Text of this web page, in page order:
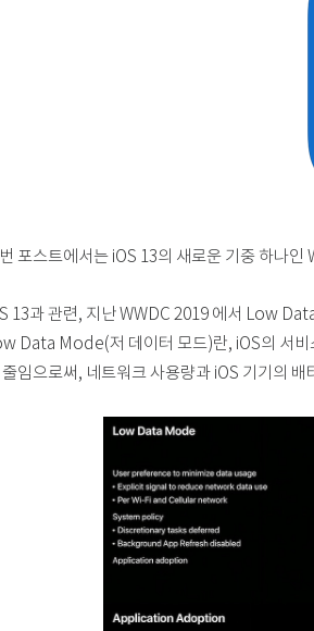
포스트에서는 iOS 13의 새로운 기중 하나
13과 관련, 지난 WWDC 2019 에서 Low
Data Mode(저 데이터 모드)란, iOS의 서비
줄임으로써, 네트워크 사용량과 iOS 기기의